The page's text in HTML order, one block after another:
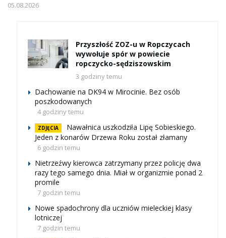
05.08.2026
Przyszłość ZOZ-u w Ropczycach
wywołuje spór w powiecie
ropczycko-sędziszowskim
3 godziny temu
Dachowanie na DK94 w Mirocinie. Bez osób
poszkodowanych
4 godziny temu
ZDJĘCIA
Nawałnica uszkodziła Lipę Sobieskiego.
Jeden z konarów Drzewa Roku został złamany
6 godzin temu
Nietrzeźwy kierowca zatrzymany przez policję dwa
razy tego samego dnia. Miał w organizmie ponad 2
promile
7 godzin temu
Nowe spadochrony dla uczniów mieleckiej klasy
lotniczej
7 godzin temu